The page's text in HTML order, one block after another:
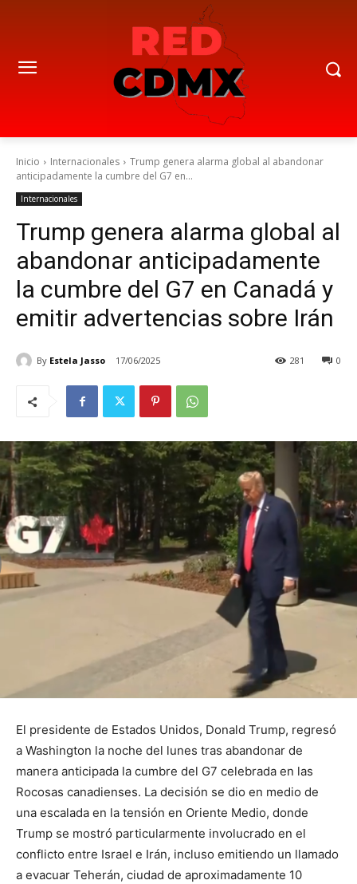
Inicio Internacionales
Trump genera alarma global al abandonar
anticipadamente la cumbre del G7 en...
Internacionales
Trump genera alarma global al
abandonar anticipadamente
la cumbre del G7 en Canadá y
emitir advertencias sobre Irán
By Estela Jasso 17/06/2025 0
281
El presidente de Estados Unidos, Donald Trump, regresó
a Washington la noche del lunes tras abandonar de
manera anticipada la cumbre del G7 celebrada en las
Rocosas canadienses. La decisión se dio en medio de
una escalada en la tensión en Oriente Medio, donde
Trump se mostró particularmente involucrado en el
conflicto entre Israel e Irán, incluso emitiendo un llamado
a evacuar Teherán, ciudad de aproximadamente 10